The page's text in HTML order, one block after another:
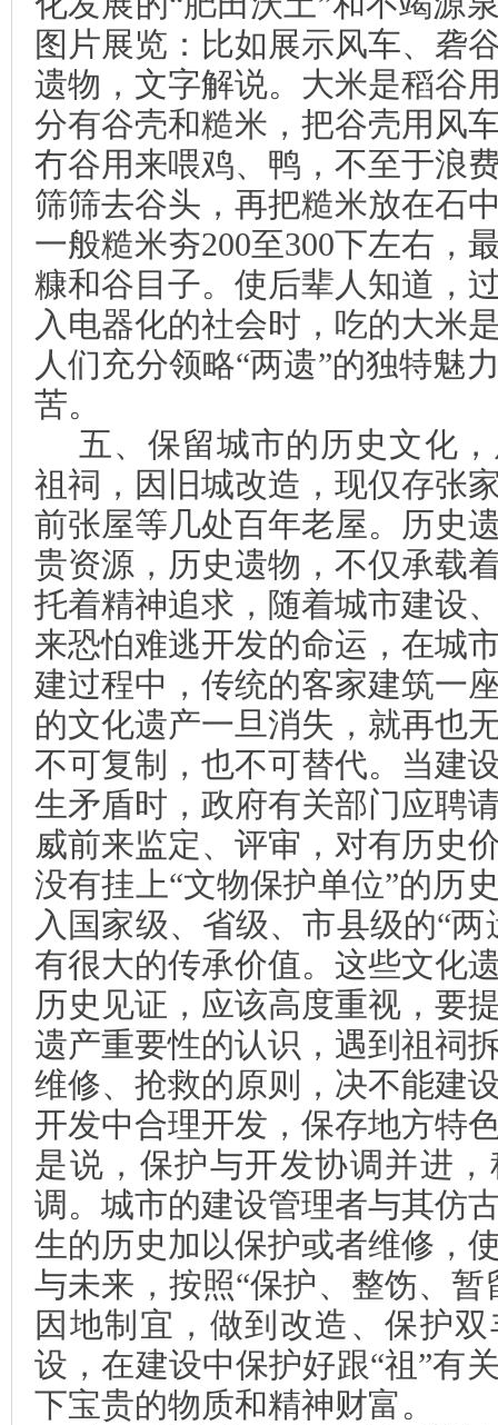
图片展览：比如展示风车、砻
遗物，文字解说。大米是稻谷
分有谷壳和糙米，把谷壳用风
冇谷用来喂鸡、鸭，不至于浪
筛筛去谷头，再把糙米放在石
一般糙米夯200至300下左右，
糠和谷目子。使后辈人知道，
入电器化的社会时，吃的大米
人们充分领略“两遗”的独特魅
苦。
五、保留城市的历史文化
祖祠，因旧城改造，现仅存张
前张屋等几处百年老屋。历史
贵资源，历史遗物，不仅承载
托着精神追求，随着城市建设
来恐怕难逃开发的命运，在城
建过程中，传统的客家建筑一
的文化遗产一旦消失，就再也
不可复制，也不可替代。当建
生矛盾时，政府有关部门应聘
威前来监定、评审，对有历史
没有挂上“文物保护单位”的历
入国家级、省级、市县级的“
有很大的传承价值。这些文化
历史见证，应该高度重视，要
遗产重要性的认识，遇到祖祠
维修、抢救的原则，决不能建
开发中合理开发，保存地方特
是说，保护与开发协调并进
调。城市的建设管理者与其仿
生的历史加以保护或者维修，
与未来，按照“保护、整饬、暂
因地制宜，做到改造、保护
设，在建设中保护好跟“祖”有
下宝贵的物质和精神财富。